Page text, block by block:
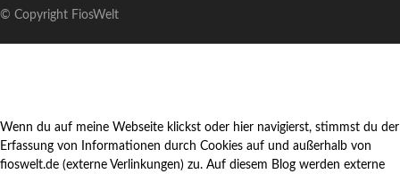
© Copyright FiosWelt
Wenn du auf meine Webseite klickst oder hier navigierst, stimmst du der
Erfassung von Informationen durch Cookies auf und außerhalb von
fioswelt.de (externe Verlinkungen) zu. Auf diesem Blog werden externe